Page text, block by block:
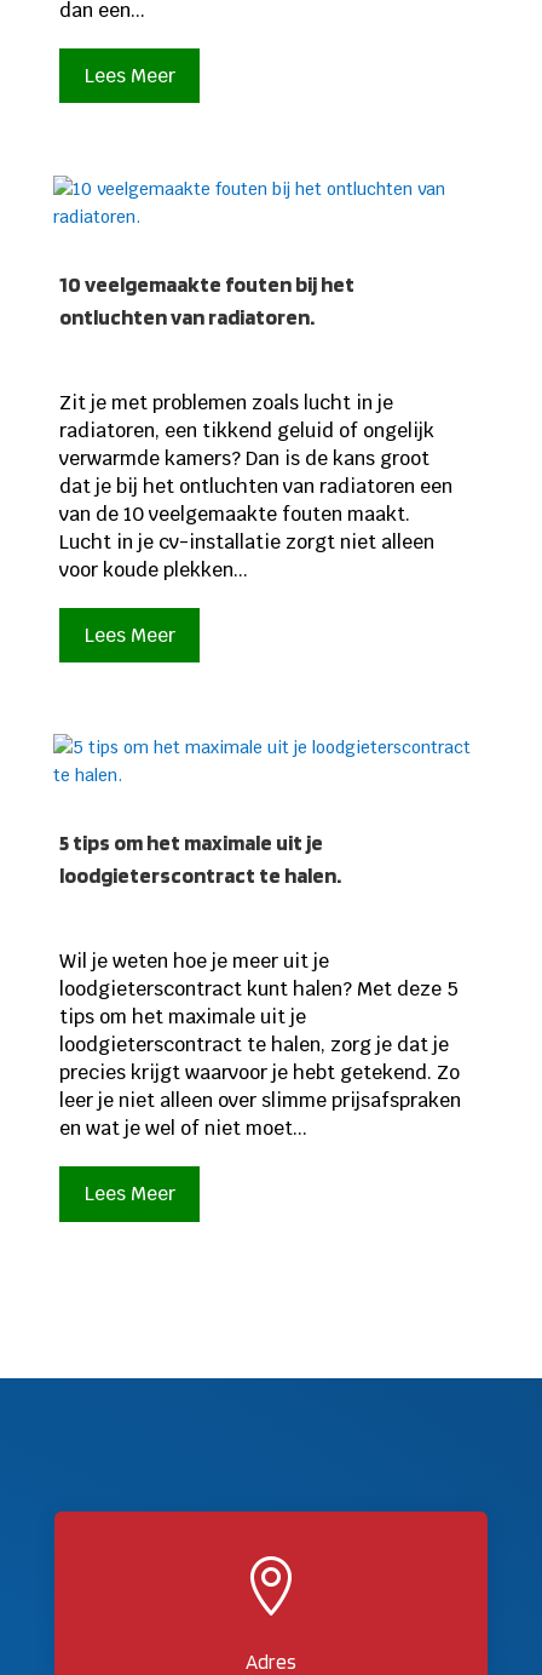
dan een...
Lees Meer
10 veelgemaakte fouten bij het
ontluchten van radiatoren.
Zit je met problemen zoals lucht in je
radiatoren, een tikkend geluid of ongelijk
verwarmde kamers? Dan is de kans groot
dat je bij het ontluchten van radiatoren een
van de 10 veelgemaakte fouten maakt.
Lucht in je cv-installatie zorgt niet alleen
voor koude plekken...
Lees Meer
5 tips om het maximale uit je
loodgieterscontract te halen.
Wil je weten hoe je meer uit je
loodgieterscontract kunt halen? Met deze 5
tips om het maximale uit je
loodgieterscontract te halen, zorg je dat je
precies krijgt waarvoor je hebt getekend. Zo
leer je niet alleen over slimme prijsafspraken
en wat je wel of niet moet...
Lees Meer

Adres